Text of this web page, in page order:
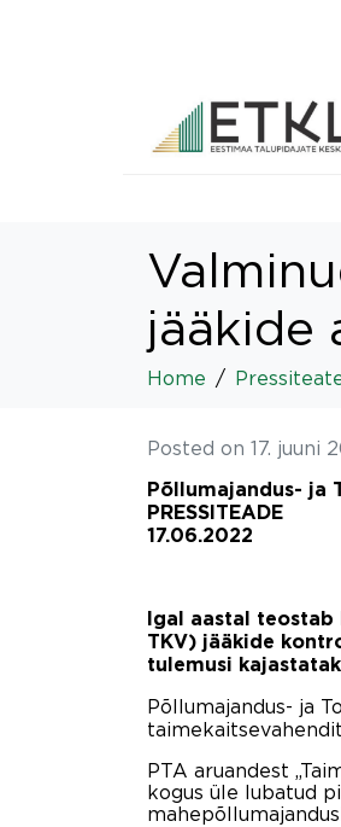
jääkide
Home
Posted on 17. juuni
Põllumajandus- ja
PRESSITEADE
17.06.2022
Igal aastal
TKV) jääkide
tulemusi
Põllumajandus- ja
PTA aruandest
kogus üle lubatud